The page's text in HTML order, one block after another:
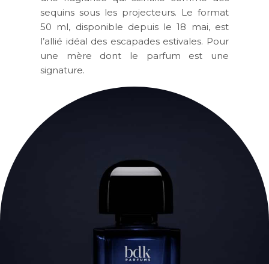
sequins sous les projecteurs. Le format
50 ml, disponible depuis le 18 mai, est
l’allié idéal des escapades estivales. Pour
une mère dont le parfum est une
signature.